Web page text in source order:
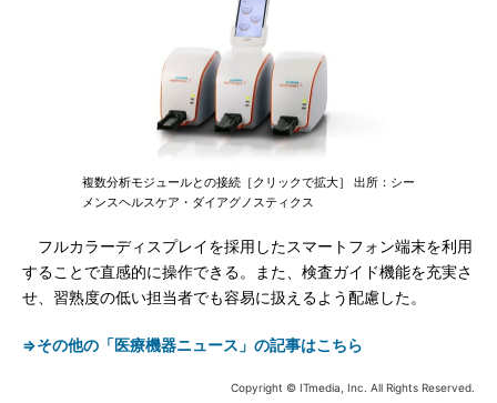
複数分析モジュールとの接続［クリックで拡大］ 出所：シー
メンスヘルスケア・ダイアグノスティクス
フルカラーディスプレイを採用したスマートフォン端末を利用
することで直感的に操作できる。また、検査ガイド機能を充実さ
せ、習熟度の低い担当者でも容易に扱えるよう配慮した。
⇒その他の「医療機器ニュース」の記事はこちら
Copyright © ITmedia, Inc. All Rights Reserved.